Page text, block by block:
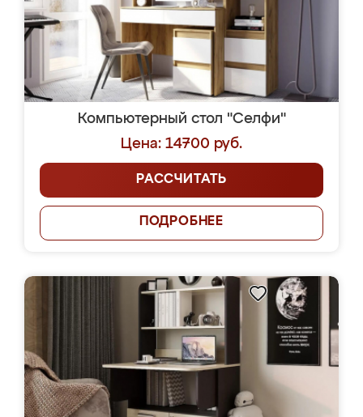
Компьютерный стол "Селфи"
Цена: 14700 руб.
РАССЧИТАТЬ
ПОДРОБНЕЕ